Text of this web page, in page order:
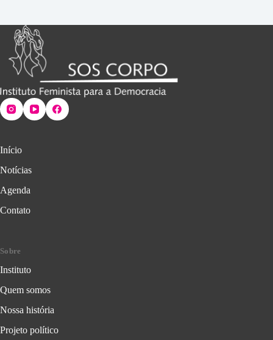
Início
Notícias
Agenda
Contato
Sobre
Instituto
Quem somos
Nossa história
Projeto político